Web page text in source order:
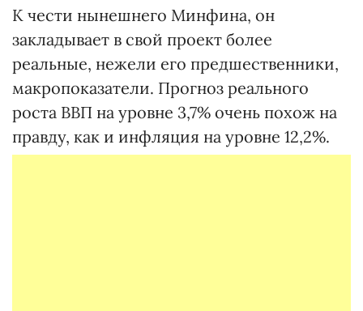
К чести нынешнего Минфина, он
закладывает в свой проект более
реальные, нежели его предшественники,
макропоказатели. Прогноз реального
роста ВВП на уровне 3,7% очень похож на
правду, как и инфляция на уровне 12,2%.